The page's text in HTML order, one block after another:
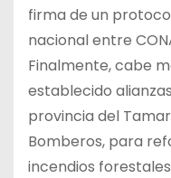
firma de un
nacional entre
Finalmente, cabe
establecido
provincia del
Bomberos, para
incendios